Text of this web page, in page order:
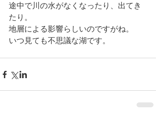
途中で川の水がなくなったり、出てき
たり。
地層による影響らしいのですがね。
いつ見ても不思議な湖です。